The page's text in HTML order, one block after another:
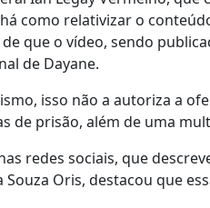
como relativizar o
que o vídeo, sendo
de Dayane.
isso não a autoriza a
de prisão, além de uma
redes sociais, que
Oris, destacou que